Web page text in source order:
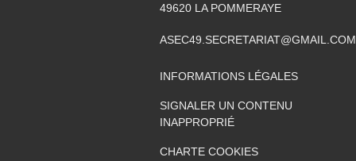
49620 LA POMMERAYE
ASEC49.SECRETARIAT@GMAIL.COM
INFORMATIONS LÉGALES
SIGNALER UN CONTENU
INAPPROPRIÉ
CHARTE COOKIES